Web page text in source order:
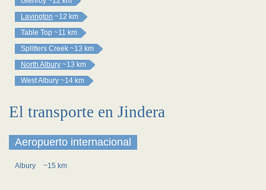
Lavington ~12 km
Table Top ~11 km
Splitters Creek ~13 km
North Albury ~13 km
West Albury ~14 km
El transporte en Jindera
Aeropuerto internacional
Albury ~15 km